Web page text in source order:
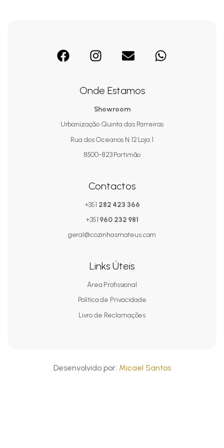
Onde Estamos
Showroom
Urbanização Quinta das Parreiras
Rua dos Oceanos N.12 Loja 1
8500-823 Portimão
Contactos
+351 282 423 366
+351 960 232 981
geral@cozinhasmateus.com
Links Úteis
Área Profissional
Política de Privacidade
Livro de Reclamações
Desenvolvido por: Micael Santos